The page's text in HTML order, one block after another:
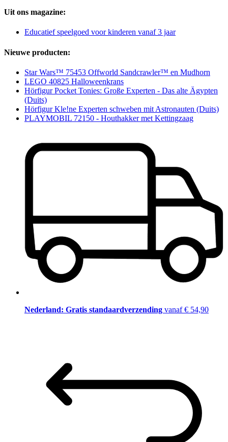
Uit ons magazine:
Educatief speelgoed voor kinderen vanaf 3 jaar
Nieuwe producten:
Star Wars™ 75453 Offworld Sandcrawler™ en Mudhorn
LEGO 40825 Halloweenkrans
Hörfigur Pocket Tonies: Große Experten - Das alte Ägypten
(Duits)
Hörfigur Kle!ne Experten schweben mit Astronauten (Duits)
PLAYMOBIL 72150 - Houthakker met Kettingzaag
Nederland: Gratis standaardverzending vanaf € 54,90